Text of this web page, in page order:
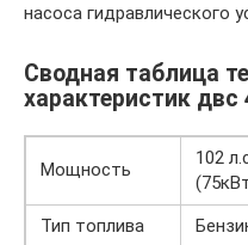
насоса гидравлического
Сводная таблица
характеристик двс
Мощность
102
Тип топлива